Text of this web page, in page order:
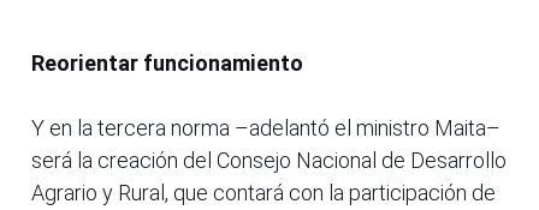
Reorientar funcionamiento
Y en la tercera norma –adelantó el ministro Maita–
será la creación del Consejo Nacional de Desarrollo
Agrario y Rural, que contará con la participación de